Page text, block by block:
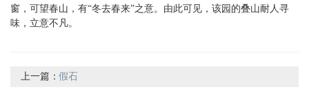
窗，可望春山，有“冬去春来”之意。由此可见，该园的叠山耐人寻
味，立意不凡。
上一篇：假石